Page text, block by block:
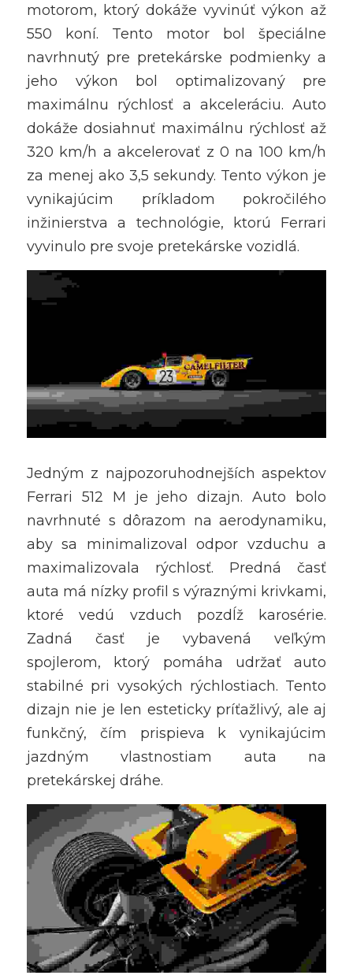
motorom, ktorý dokáže vyvinúť výkon až
550 koní. Tento motor bol špeciálne
navrhnutý pre pretekárske podmienky a
jeho výkon bol optimalizovaný pre
maximálnu rýchlosť a akceleráciu. Auto
dokáže dosiahnuť maximálnu rýchlosť až
320 km/h a akcelerovať z 0 na 100 km/h
za menej ako 3,5 sekundy. Tento výkon je
vynikajúcim príkladom pokročilého
inžinierstva a technológie, ktorú Ferrari
vyvinulo pre svoje pretekárske vozidlá.
Jedným z najpozoruhodnejších aspektov
Ferrari 512 M je jeho dizajn. Auto bolo
navrhnuté s dôrazom na aerodynamiku,
aby sa minimalizoval odpor vzduchu a
maximalizovala rýchlosť. Predná časť
auta má nízky profil s výraznými krivkami,
ktoré vedú vzduch pozdĺž karosérie.
Zadná časť je vybavená veľkým
spojlerom, ktorý pomáha udržať auto
stabilné pri vysokých rýchlostiach. Tento
dizajn nie je len esteticky príťažlivý, ale aj
funkčný, čím prispieva k vynikajúcim
jazdným vlastnostiam auta na
pretekárskej dráhe.